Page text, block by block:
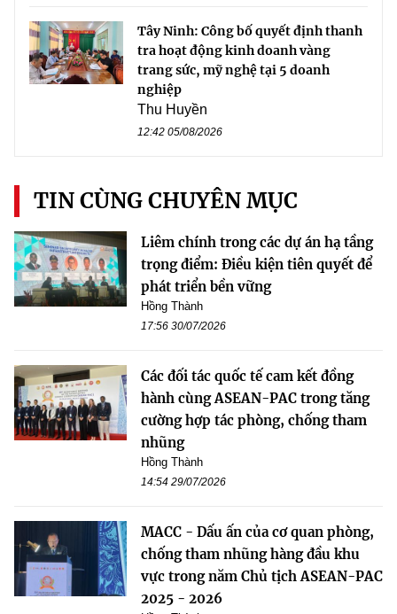
Tây Ninh: Công bố quyết định thanh
tra hoạt động kinh doanh vàng
trang sức, mỹ nghệ tại 5 doanh
nghiệp
Thu Huyền
12:42 05/08/2026
TIN CÙNG CHUYÊN MỤC
Liêm chính trong các dự án hạ tầng
trọng điểm: Điều kiện tiên quyết để
phát triển bền vững
Hồng Thành
17:56 30/07/2026
Các đối tác quốc tế cam kết đồng
hành cùng ASEAN-PAC trong tăng
cường hợp tác phòng, chống tham
nhũng
Hồng Thành
14:54 29/07/2026
MACC - Dấu ấn của cơ quan phòng,
chống tham nhũng hàng đầu khu
vực trong năm Chủ tịch ASEAN-PAC
2025 - 2026